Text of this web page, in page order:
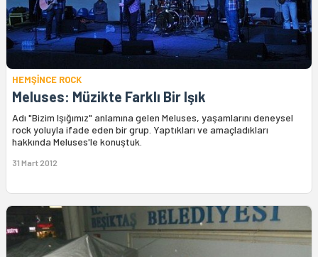
HEMŞİNCE ROCK
Meluses: Müzikte Farklı Bir Işık
Adı "Bizim Işığımız" anlamına gelen Meluses, yaşamlarını deneysel
rock yoluyla ifade eden bir grup. Yaptıkları ve amaçladıkları
hakkında Meluses'le konuştuk.
31 Mart 2012